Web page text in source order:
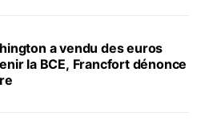
a vendu des euros
la BCE, Francfort dénonce